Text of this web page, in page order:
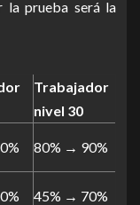
la prueba será la
Trabajador
nivel 30
80% → 90%
45% → 70%